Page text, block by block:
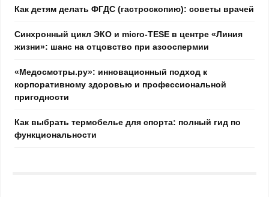
Как детям делать ФГДС (гастроскопию): советы врачей
Синхронный цикл ЭКО и micro-TESE в центре «Линия
жизни»: шанс на отцовство при азооспермии
«Медосмотры.ру»: инновационный подход к
корпоративному здоровью и профессиональной
пригодности
Как выбрать термобелье для спорта: полный гид по
функциональности